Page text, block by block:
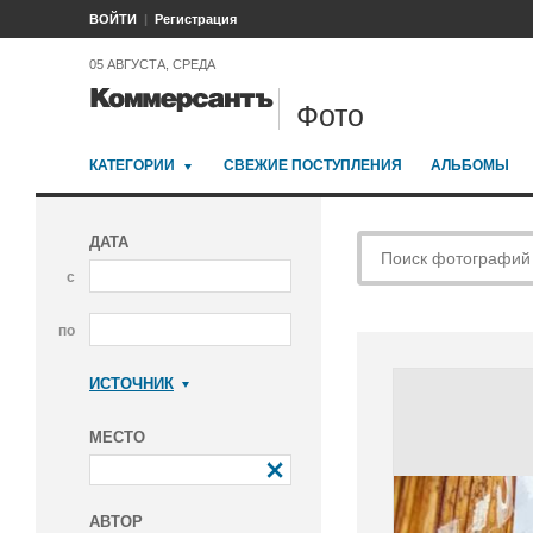
ВОЙТИ Регистрация
05 АВГУСТА, СРЕДА
Фото
КАТЕГОРИИ СВЕЖИЕ ПОСТУПЛЕНИЯ АЛЬБОМЫ
ДАТА
с
по
ИСТОЧНИК
МЕСТО
АВТОР